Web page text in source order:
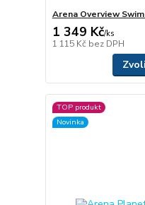
Arena Overview
1 349 Kč/ks
1 115 Kč bez DPH
TOP produkt
Novinka